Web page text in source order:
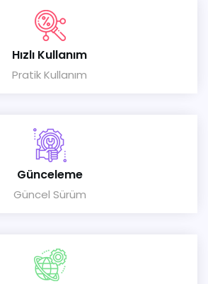
Hızlı Kullanım
Pratik Kullanım
Günceleme
Güncel Sürüm